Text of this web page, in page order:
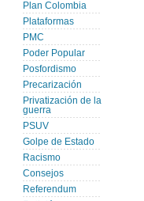
Plan Colombia
Plataformas
PMC
Poder Popular
Posfordismo
Precarización
Privatización de la
guerra
PSUV
Golpe de Estado
Racismo
Consejos
Referendum